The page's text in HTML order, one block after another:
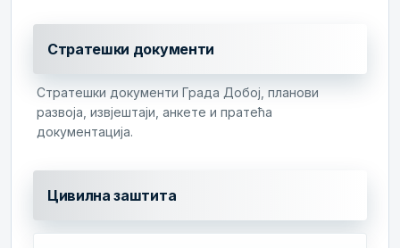
Стратешки документи
Стратешки документи Града Добој, планови
развоја, извјештаји, анкете и пратећа
документација.
Цивилна заштита